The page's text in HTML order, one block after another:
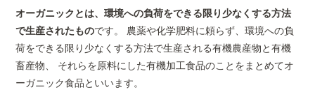
オーガニックとは、環境への負荷をできる限り少なくする方法
で生産されたものです。 農薬や化学肥料に頼らず、環境への負
荷をできる限り少なくする方法で生産される有機農産物と有機
畜産物、 それらを原料にした有機加工食品のことをまとめてオ
ーガニック食品といいます。